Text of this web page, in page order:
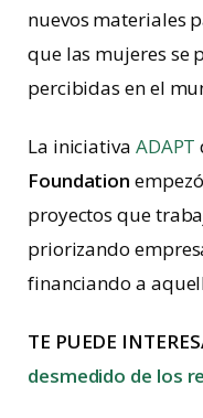
nuevos materiales
que las mujeres se
percibidas en el
La iniciativa ADAPT
Foundation
proyectos que
priorizando
financiando a
TE PUEDE
desmedido de los